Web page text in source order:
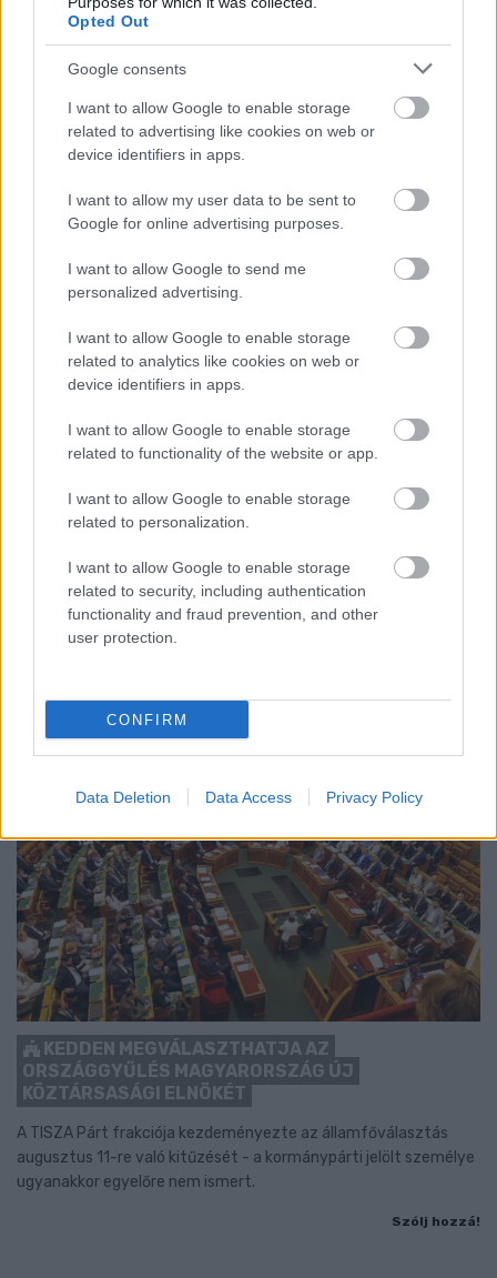
Opted Out
Google consents
I want to allow Google to enable storage
related to advertising like cookies on web or
device identifiers in apps.
I want to allow my user data to be sent to
Google for online advertising purposes.
I want to allow Google to send me
personalized advertising.
I want to allow Google to enable storage
related to analytics like cookies on web or
device identifiers in apps.
I want to allow Google to enable storage
related to functionality of the website or app.
I want to allow Google to enable storage
related to personalization.
I want to allow Google to enable storage
related to security, including authentication
functionality and fraud prevention, and other
user protection.
CONFIRM
Data Deletion Data Access Privacy Policy
Ingyenes programokkal és különleges kiállításokkal készülnek a
hét második felére, a hőségriadó idején ráadásul a Várkazamata
Szólj hozzá!
CZUNYINÉ HARCA A GMAIL ÉS AZ ÖNKÉNY ELLEN
- LETILTOTTA A GOOGLE A VÉDVONAL LEVELEZŐ
Nem vicc! A Fidesz maradéka tényleg egy ingyenes e-mail
szolgáltatást használt, hogy megvédje a Fidesz maradékát.
KEDDEN MEGVÁLASZTHATJA AZ
ORSZÁGGYŰLÉS MAGYARORSZÁG ÚJ
KÖZTÁRSASÁGI ELNÖKÉT
A TISZA Párt frakciója kezdeményezte az államfőválasztás
augusztus 11-re való kitűzését - a kormánypárti jelölt személye
ugyanakkor egyelőre nem ismert.
Szólj hozzá!